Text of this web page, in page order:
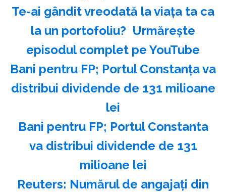
Te-ai gândit vreodată la viața ta ca
la un portofoliu? ️ Urmărește
episodul complet pe YouTube
Bani pentru FP; Portul Constanţa va
distribui dividende de 131 milioane
lei
Bani pentru FP; Portul Constanta
va distribui dividende de 131
milioane lei
Reuters: Numărul de angajaţi din